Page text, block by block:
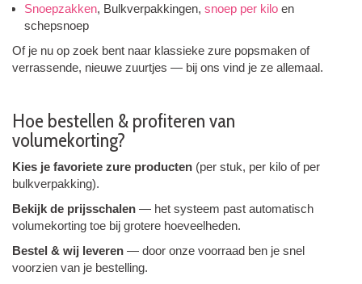
Snoepzakken, Bulkverpakkingen, snoep per kilo en
schepsnoep
Of je nu op zoek bent naar klassieke zure popsmaken of
verrassende, nieuwe zuurtjes — bij ons vind je ze allemaal.
Hoe bestellen & profiteren van
volumekorting?
Kies je favoriete zure producten (per stuk, per kilo of per
bulkverpakking).
Bekijk de prijs­schalen — het systeem past automatisch
volumekorting toe bij grotere hoeveelheden.
Bestel & wij leveren — door onze voorraad ben je snel
voorzien van je bestelling.